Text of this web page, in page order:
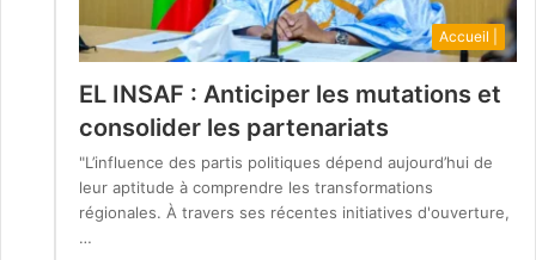
Accueil |
EL INSAF : Anticiper les mutations et
consolider les partenariats
"L’influence des partis politiques dépend aujourd’hui de
leur aptitude à comprendre les transformations
régionales. À travers ses récentes initiatives d'ouverture,
…